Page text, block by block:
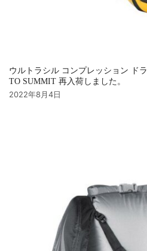
ウルトラシル コンプレッション ド
TO SUMMIT 再入荷しました。
2022年8月4日